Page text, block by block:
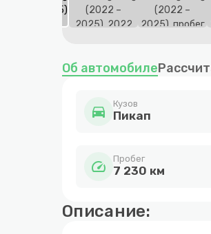
1
of
Об автомобиле
directions_car Кузов
Пикап
speed Пробег
7 230 км
Описание: